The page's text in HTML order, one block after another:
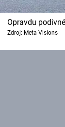
Opravdu
Zdroj: Meta Visions